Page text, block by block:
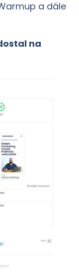
a dále
na